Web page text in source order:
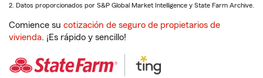
2. Datos proporcionados por S&P Global Market Intelligence y State Farm Archive.
Comience su cotización de seguro de propietarios de
vivienda. ¡Es rápido y sencillo!